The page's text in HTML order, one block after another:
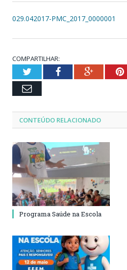
029.042017-PMC_2017_0000001
COMPARTILHAR:
TwitterFacebookGoogle+
Email
CONTEÚDO RELACIONADO
Programa Saúde na Escola